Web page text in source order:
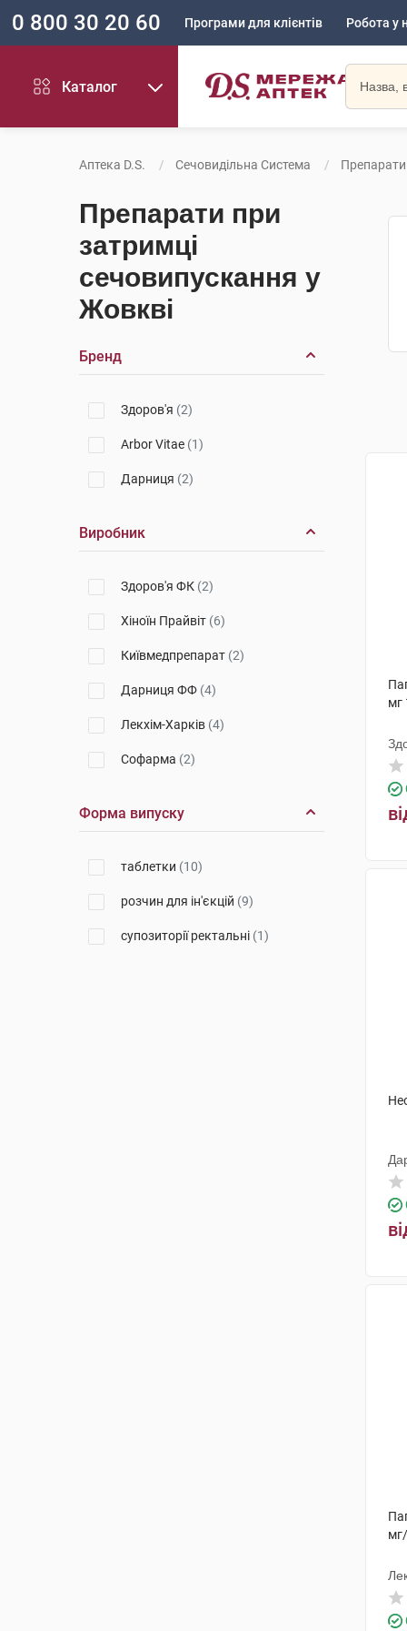
0 800 30 20 60 Програми для клієнтів Робота у
Каталог
Аптека D.S. Сечовидільна Система
Препарати при
затримці
сечовипускання у
Жовкві
Бренд
Здоров'я (2)
Arbor Vitae (1)
Дарниця (2)
Виробник
Здоров'я ФК (2)
Хіноїн Прайвіт (6)
Київмедпрепарат (2)
Дарниця ФФ (4)
Лекхім-Харків (4)
Софарма (2)
Форма випуску
таблетки (10)
розчин для ін'єкцій (9)
супозиторії ректальні (1)
мг